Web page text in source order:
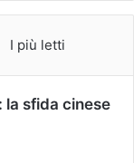
I più letti
la sfida cinese